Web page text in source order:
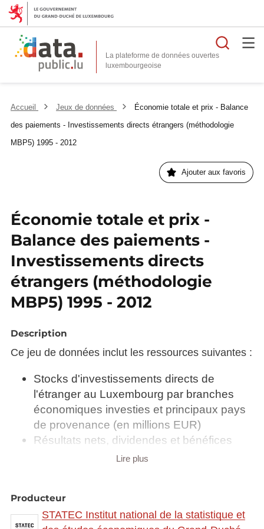
La plateforme de données ouvertes
Accueil Jeux de données
Économie totale et prix - Balance
des paiements - Investissements directs étrangers (méthodologie
MBP5) 1995 - 2012
Ajouter aux favoris
Économie totale et prix -
Balance des paiements -
Investissements directs
étrangers (méthodologie
MBP5) 1995 - 2012
Description
Ce jeu de données inclut les ressources suivantes :
Stocks d'investissements directs de
l'étranger au Luxembourg par branches
économiques investies et principaux pays
de provenance (en millions EUR)
Résultats nets, dividendes et bénéfices
réinvestis (proportionnels à la part
EUR)
Résultats nets, dividendes et bénéfices
Lire plus
Producteur
STATEC Institut national de la statistique et